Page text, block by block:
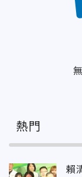
熱門
賴